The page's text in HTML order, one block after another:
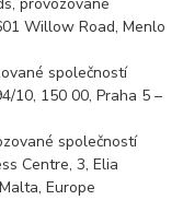
Willow Road, Menlo
společností
10, 150 00, Praha 5 –
společností
Centre, 3, Elia
Europe